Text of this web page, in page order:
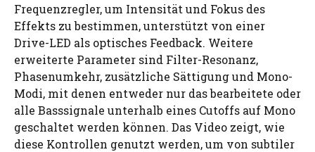
Frequenzregler, um Intensität und Fokus des
Effekts zu bestimmen, unterstützt von einer
Drive-LED als optisches Feedback. Weitere
erweiterte Parameter sind Filter-Resonanz,
Phasenumkehr, zusätzliche Sättigung und Mono-
Modi, mit denen entweder nur das bearbeitete oder
alle Basssignale unterhalb eines Cutoffs auf Mono
geschaltet werden können. Das Video zeigt, wie
diese Kontrollen genutzt werden, um von subtiler